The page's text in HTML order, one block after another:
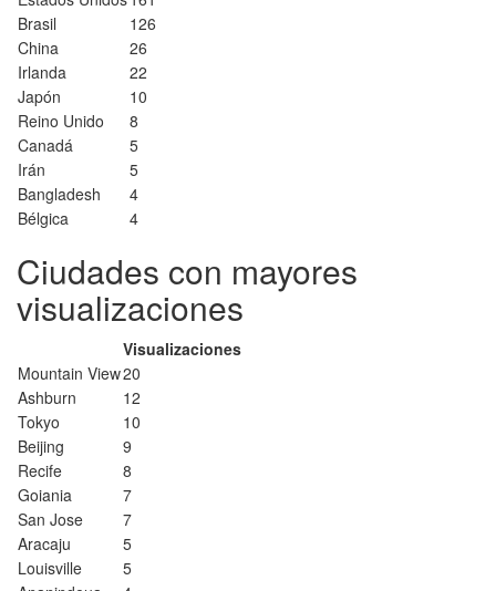
Brasil
126
China
26
Irlanda
22
Japón
10
Reino Unido
8
Canadá
5
Irán
5
Bangladesh
4
Bélgica
4
Ciudades con mayores
visualizaciones
Visualizaciones
Mountain View20
Ashburn
12
Tokyo
10
Beijing
9
Recife
8
Goiania
7
San Jose
7
Aracaju
5
Louisville
5